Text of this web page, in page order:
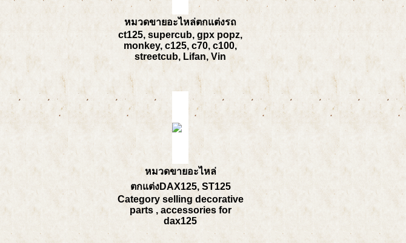
หมวดขายอะไหล่ตกแต่งรถ
ct125, supercub, gpx popz,
monkey, c125, c70, c100,
streetcub, Lifan, Vin
หมวดขายอะไหล่
ตกแต่งDAX125, ST125
Category selling decorative
parts , accessories for
dax125